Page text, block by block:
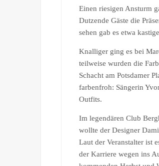
Einen riesigen Ansturm
Dutzende Gäste die
sehen gab es etwa
Knalliger ging es bei
teilweise wurden die
Schacht am Potsdamer
farbenfroh: Sängerin
Outfits.
Im legendären Club
wollte der Designer
Laut der Veranstalter ist
der Karriere wegen ins